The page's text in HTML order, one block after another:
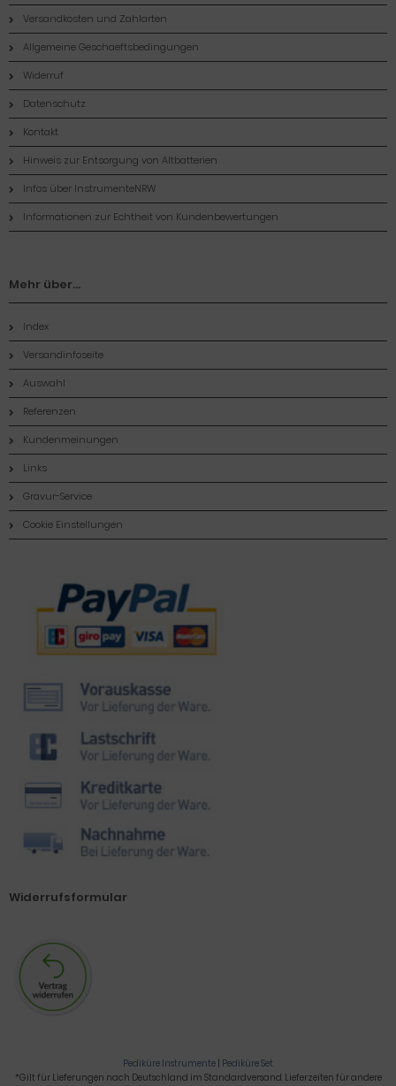
Versandkosten und Zahlarten
Allgemeine Geschaeftsbedingungen
Widerruf
Datenschutz
Kontakt
Hinweis zur Entsorgung von Altbatterien
Infos über InstrumenteNRW
Informationen zur Echtheit von Kundenbewertungen
Mehr über...
Index
Versandinfoseite
Auswahl
Referenzen
Kundenmeinungen
Links
Gravur-Service
Cookie Einstellungen
Zahlungsmethoden
Widerrufsformular
Pediküre Instrumente | Pediküre Set
*Gilt für Lieferungen nach Deutschland im Standardversand. Lieferzeiten für andere